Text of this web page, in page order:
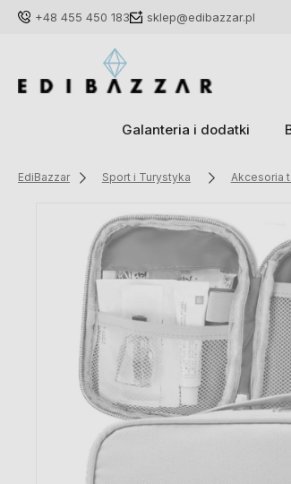
+48 455 450 183 sklep@edibazzar.pl
Galanteria i dodatki
EdiBazzar Sport i Turystyka Akcesoria